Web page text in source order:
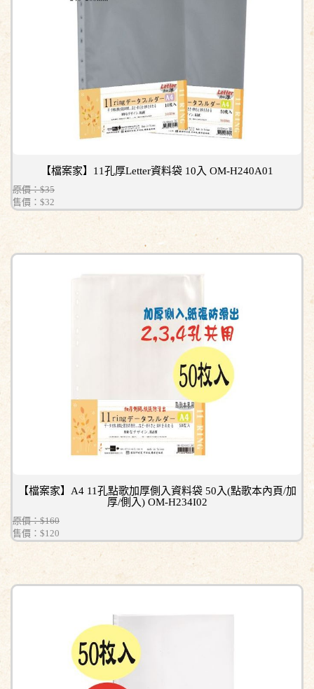
【檔案家】11孔厚Letter資料袋 10入 OM-H240A01
原價：$35
售價： $32
【檔案家】A4 11孔點歌加厚側入資料袋 50入(點歌本內頁/加
厚/側入) OM-H234I02
原價：$160
售價： $120